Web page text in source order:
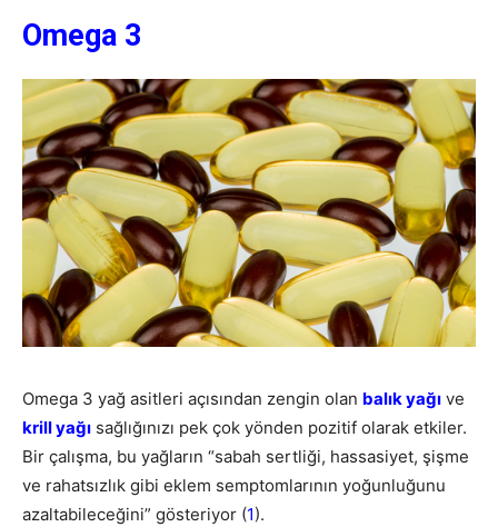
Omega 3
Omega 3 yağ asitleri açısından zengin olan balık yağı ve
krill yağı sağlığınızı pek çok yönden pozitif olarak etkiler.
Bir çalışma, bu yağların “sabah sertliği, hassasiyet, şişme
ve rahatsızlık gibi eklem semptomlarının yoğunluğunu
azaltabileceğini” gösteriyor (1).